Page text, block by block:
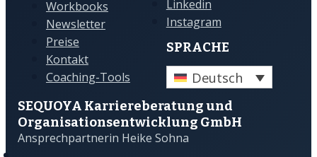
Workbooks
Newsletter
Preise
Kontakt
Coaching-Tools
Linkedin
Instagram
SPRACHE
Deutsch
SEQUOYA Karriere­­beratung und
Organisations­­entwicklung GmbH
Ansprechpartnerin Heike Sohna